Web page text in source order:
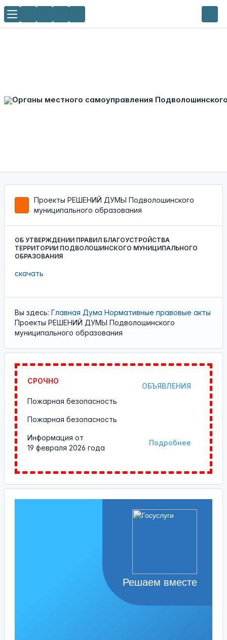
Проекты РЕШЕНИЙ ДУМЫ Подволошинского
муниципального образования
ОБ УТВЕРЖДЕНИИ ПРАВИЛ БЛАГОУСТРОЙСТВА
ТЕРРИТОРИИ ПОДВОЛОШИНСКОГО МУНИЦИПАЛЬНОГО
ОБРАЗОВАНИЯ
скачать
Вы здесь: Главная Дума Нормативные правовые акты
Проекты РЕШЕНИЙ ДУМЫ Подволошинского
муниципального образования
СРОЧНО
ОБЪЯВЛЕНИЯ
Пожарная безопасность
Пожарная безопасность
Подробнее
Информация от
19 февраля 2026 года
Решаем вместе